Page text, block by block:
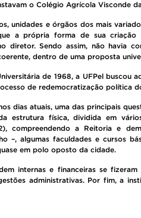
o Colégio Agrícola Visconde
unidades e órgãos dos mais
a própria forma de sua
diretor. Sendo assim, não havia
dentro de uma proposta
de 1968, a UFPel buscou
de redemocratização política
dias atuais, uma das principais
estrutura física, dividida em
compreendendo a Reitoria e
–, algumas faculdades e cursos
em polo oposto da cidade.
internas e financeiras se
administrativas. Por fim, a